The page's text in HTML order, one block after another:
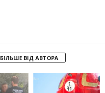
БІЛЬШЕ ВІД АВТОРА